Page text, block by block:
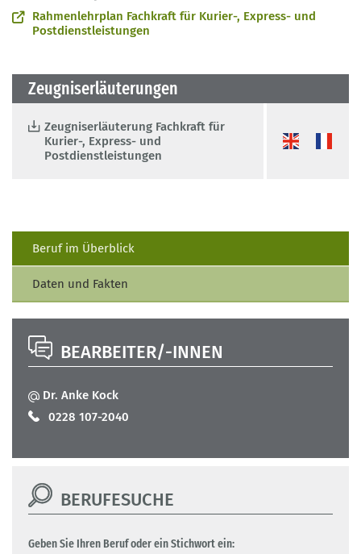
Rahmenlehrplan Fachkraft für Kurier-, Express- und
Postdienstleistungen
Zeugniserläuterungen
Zeugniserläuterung Fachkraft für
Kurier-, Express- und
Postdienstleistungen
Beruf im Überblick
Daten und Fakten
BEARBEITER/-INNEN
Dr. Anke Kock
0228 107-2040
BERUFESUCHE
Geben Sie Ihren Beruf oder ein Stichwort ein: